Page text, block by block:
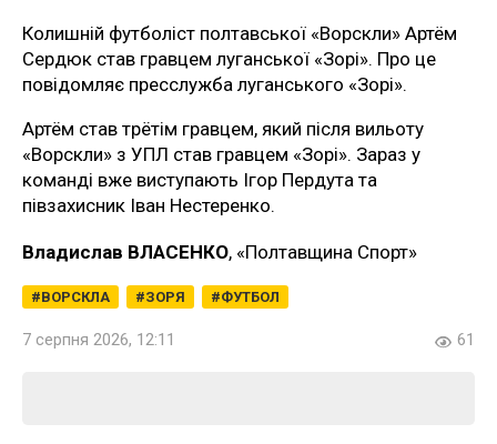
Колишній футболіст полтавської «Ворскли» Артём
Сердюк став гравцем луганської «Зорі». Про це
повідомляє пресслужба луганського «Зорі».
Артём став трётім гравцем, який після вильоту
«Ворскли» з УПЛ став гравцем «Зорі». Зараз у
команді вже виступають Ігор Пердута та
півзахисник Іван Нестеренко.
Владислав ВЛАСЕНКО, «Полтавщина Спорт»
ВОРСКЛА ЗОРЯ ФУТБОЛ
7 серпня 2026, 12:11 61